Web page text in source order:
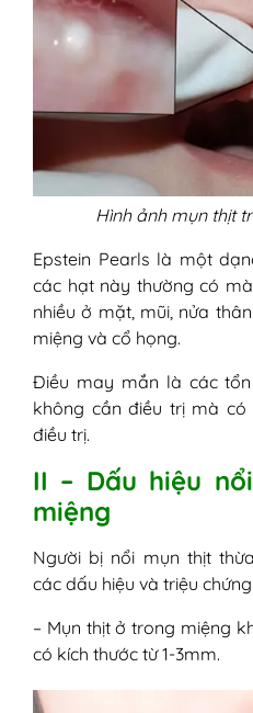
Hình ảnh mụn thịt
Epstein Pearls là một
các hạt này thường có
nhiều ở mặt, mũi, nửa
miệng và cổ họng.
Điều may mắn là các
không cần điều trị mà
điều trị.
II – Dấu hiệu
miệng
Người bị nổi mụn thịt
các dấu hiệu và triệu
– Mụn thịt ở trong miệng
có kích thước từ 1-3mm.